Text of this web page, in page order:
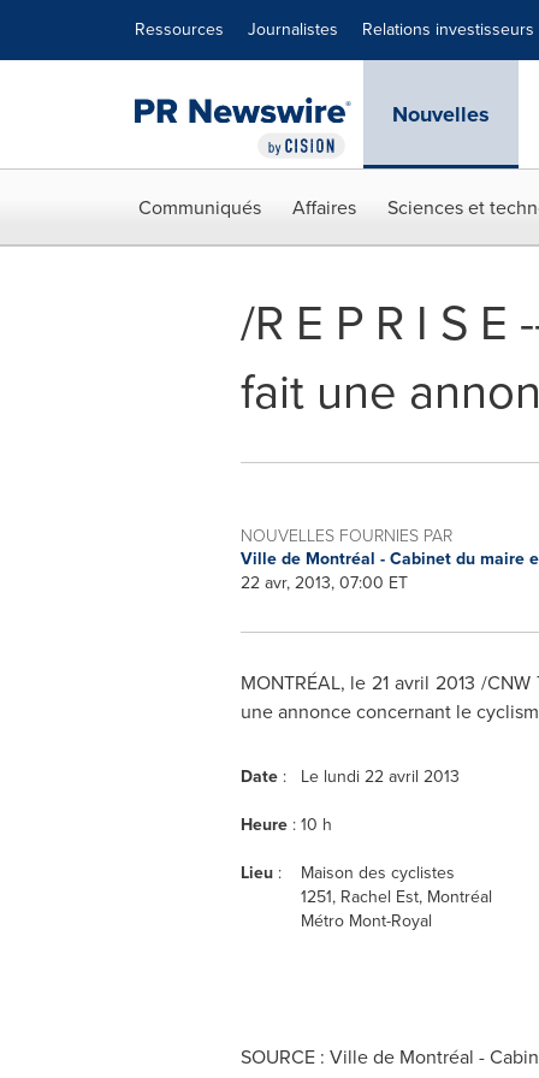
Ressources Journalistes Relations investisseurs
Nouvelles
Communiqués Affaires Sciences et
/R E P R I S
fait une
NOUVELLES FOURNIES PAR
Ville de Montréal - Cabinet du maire
22 avr, 2013, 07:00 ET
MONTRÉAL, le 21 avril 2013 /
une annonce concernant le
Date :
Le lundi 22 avril 2013
Heure : 10 h
Lieu :
Maison des cyclistes
1251, Rachel Est, Montréal
Métro Mont-Royal
SOURCE : Ville de Montréal -